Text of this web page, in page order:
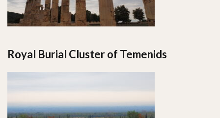
Royal Burial Cluster of Temenids